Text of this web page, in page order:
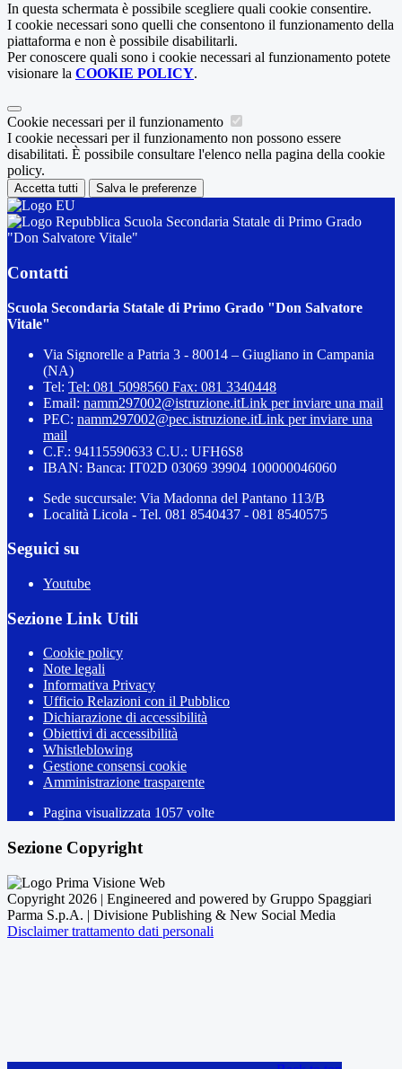
In questa schermata è possibile scegliere quali cookie consentire.
I cookie necessari sono quelli che consentono il funzionamento della
piattaforma e non è possibile disabilitarli.
Per conoscere quali sono i cookie necessari al funzionamento potete
visionare la COOKIE POLICY.
Cookie necessari per il funzionamento
I cookie necessari per il funzionamento non possono essere
disabilitati. È possibile consultare l'elenco nella pagina della cookie
policy.
Accetta tutti Salva le preferenze
Scuola Secondaria Statale di Primo Grado
"Don Salvatore Vitale"
Contatti
Scuola Secondaria Statale di Primo Grado "Don Salvatore
Vitale"
Via Signorelle a Patria 3 - 80014 – Giugliano in Campania
(NA)
Tel: Tel: 081 5098560 Fax: 081 3340448
Email: namm297002@istruzione.itLink per inviare una mail
PEC: namm297002@pec.istruzione.itLink per inviare una
mail
C.F.: 94115590633 C.U.: UFH6S8
IBAN: Banca: IT02D 03069 39904 100000046060
Sede succursale: Via Madonna del Pantano 113/B
Località Licola - Tel. 081 8540437 - 081 8540575
Seguici su
Youtube
Sezione Link Utili
Cookie policy
Note legali
Informativa Privacy
Ufficio Relazioni con il Pubblico
Dichiarazione di accessibilità
Obiettivi di accessibilità
Whistleblowing
Gestione consensi cookie
Amministrazione trasparente
Pagina visualizzata 1057 volte
Sezione Copyright
Copyright 2026 | Engineered and powered by Gruppo Spaggiari
Parma S.p.A. | Divisione Publishing & New Social Media
Disclaimer trattamento dati personali